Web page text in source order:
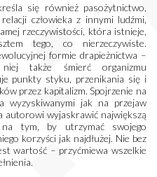
się również pasożytnictwo,
człowieka z innymi ludźmi,
rzeczywistości, która istnieje,
tego, co nierzeczywiste.
formie drapieżnictwa –
także śmierć organizmu
punkty styku, przenikania się i
przez kapitalizm. Spojrzenie na
wyzyskiwanymi jak na przejaw
autorowi wyjaskrawić największą
na tym, by utrzymać swojego
korzyści jak najdłużej. Nie bez
wartość – przyćmiewa wszelkie